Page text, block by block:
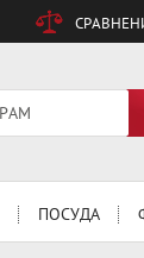
ПОСУДА